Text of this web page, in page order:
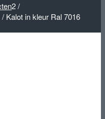
2/
/ Kalot in kleur Ral 7016